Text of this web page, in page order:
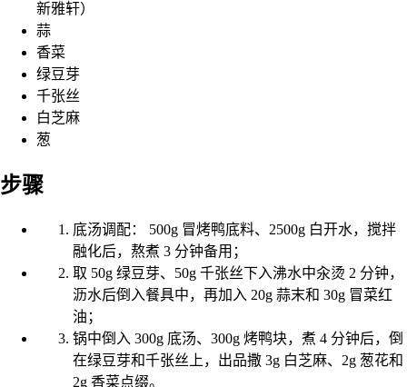
新雅轩）
蒜
香菜
绿豆芽
千张丝
白芝麻
葱
步骤
底汤调配： 500g 冒烤鸭底料、2500g 白开水，搅拌
融化后，熬煮 3 分钟备用；
取 50g 绿豆芽、50g 千张丝下入沸水中汆烫 2 分钟，
沥水后倒入餐具中，再加入 20g 蒜末和 30g 冒菜红
油；
锅中倒入 300g 底汤、300g 烤鸭块，煮 4 分钟后，倒
在绿豆芽和千张丝上，出品撒 3g 白芝麻、2g 葱花和
2g 香菜点缀。